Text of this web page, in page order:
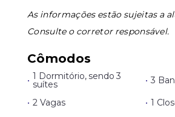
As informações estão sujeitas a
Consulte o corretor responsável.
Cômodos
• 1 Dormitório, sendo 3
suítes • 3
• 2 Vagas • 1